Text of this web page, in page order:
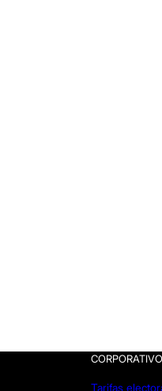
CORPORATIVO
Tarifas